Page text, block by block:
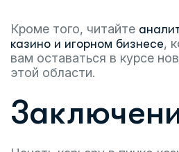
Кроме того, читайте
казино и игорном бизнесе,
вам оставаться в курсе
этой области.